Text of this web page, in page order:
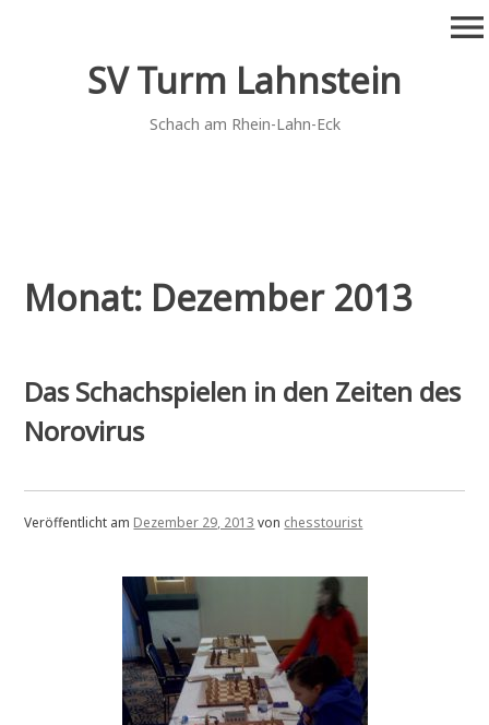
SV Turm Lahnstein
Schach am Rhein-Lahn-Eck
menu
Monat: Dezember 2013
Das Schachspielen in den Zeiten des
Norovirus
Veröffentlicht am Dezember 29, 2013 von chesstourist